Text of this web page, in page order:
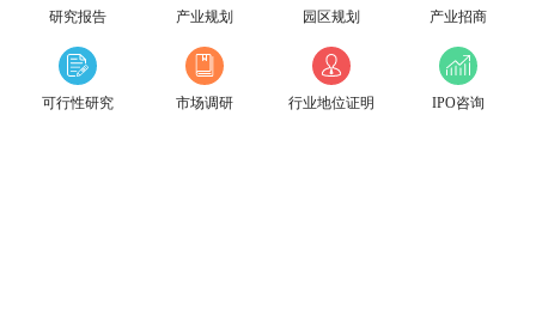
研究报告 产业规划 园区规划 产业招商
可行性研究 市场调研 行业地位证明 IPO咨询